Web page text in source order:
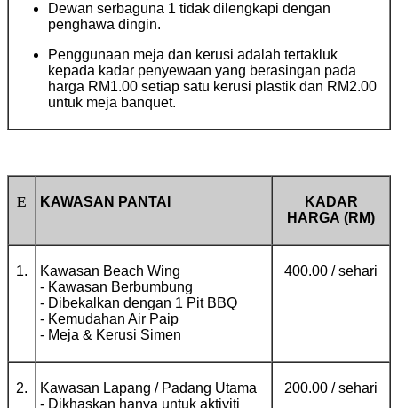
Dewan serbaguna 1 tidak dilengkapi dengan
penghawa dingin.
Penggunaan meja dan kerusi adalah tertakluk
kepada kadar penyewaan yang berasingan pada
harga RM1.00 setiap satu kerusi plastik dan RM2.00
untuk meja banquet.
E KAWASAN PANTAI
KADAR
HARGA (RM)
1.
Kawasan Beach Wing
- Kawasan Berbumbung
- Dibekalkan dengan 1 Pit BBQ
- Kemudahan Air Paip
- Meja & Kerusi Simen
400.00 / sehari
2.
Kawasan Lapang / Padang Utama
- Dikhaskan hanya untuk aktiviti
200.00 / sehari